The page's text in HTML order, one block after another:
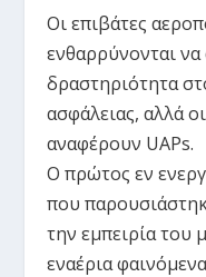
Οι επιβάτες
ενθαρρύνονται
δραστηριότητα
ασφάλειας, αλλά
αναφέρουν UAPs.
Ο πρώτος εν
που
την εμπειρία του
εναέρια